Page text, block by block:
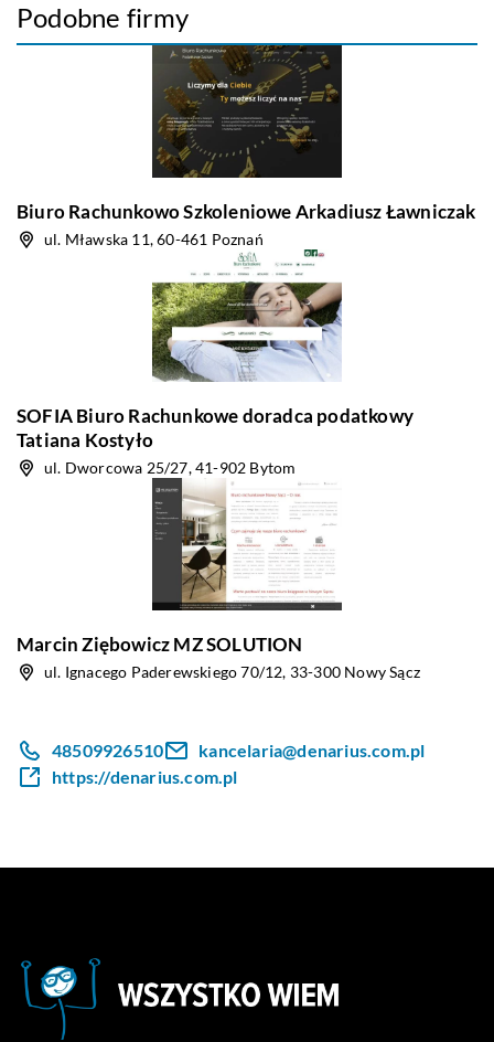
Podobne firmy
Biuro Rachunkowo Szkoleniowe Arkadiusz Ławniczak
ul. Mławska 11, 60-461 Poznań
SOFIA Biuro Rachunkowe doradca podatkowy
Tatiana Kostyło
ul. Dworcowa 25/27, 41-902 Bytom
Marcin Ziębowicz MZ SOLUTION
ul. Ignacego Paderewskiego 70/12, 33-300 Nowy Sącz
48509926510
kancelaria@denarius.com.pl
https://denarius.com.pl